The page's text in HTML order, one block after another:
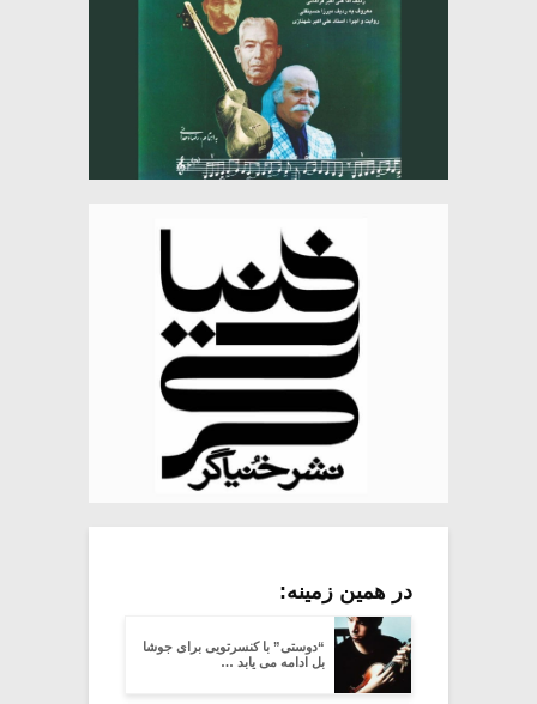
در همین زمینه:
“دوستی” با کنسرتویی برای جوشا
بل ادامه می یابد …